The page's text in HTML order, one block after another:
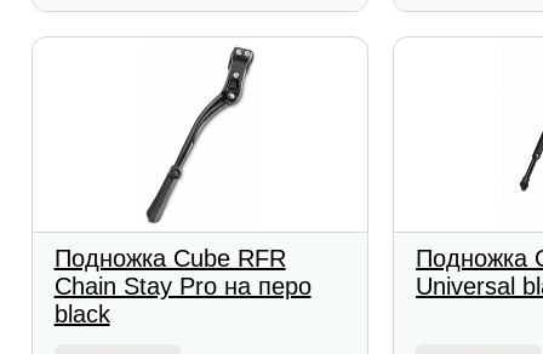
Подножка Cube RFR
Chain Stay Pro на перо
black
Подножка
Universal